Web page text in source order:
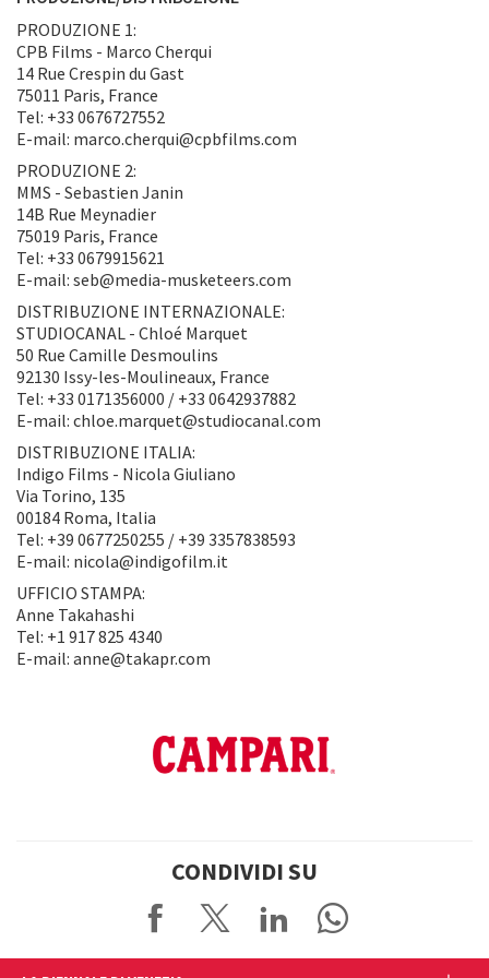
PRODUZIONE 1:
CPB Films - Marco Cherqui
14 Rue Crespin du Gast
75011 Paris, France
Tel: +33 0676727552
E-mail: marco.cherqui@cpbfilms.com
PRODUZIONE 2:
MMS - Sebastien Janin
14B Rue Meynadier
75019 Paris, France
Tel: +33 0679915621
E-mail: seb@media-musketeers.com
DISTRIBUZIONE INTERNAZIONALE:
STUDIOCANAL - Chloé Marquet
50 Rue Camille Desmoulins
92130 Issy-les-Moulineaux, France
Tel: +33 0171356000 / +33 0642937882
E-mail: chloe.marquet@studiocanal.com
DISTRIBUZIONE ITALIA:
Indigo Films - Nicola Giuliano
Via Torino, 135
00184 Roma, Italia
Tel: +39 0677250255 / +39 3357838593
E-mail: nicola@indigofilm.it
UFFICIO STAMPA:
Anne Takahashi
Tel: +1 917 825 4340
E-mail: anne@takapr.com
CONDIVIDI SU